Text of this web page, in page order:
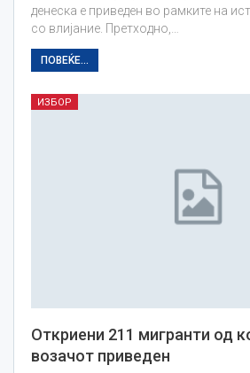
денеска е приведен во рамките на
со влијание. Претходно,…
ПОВЕЌЕ...
ИЗБОР
Откриени 211 мигранти од
возачот приведен